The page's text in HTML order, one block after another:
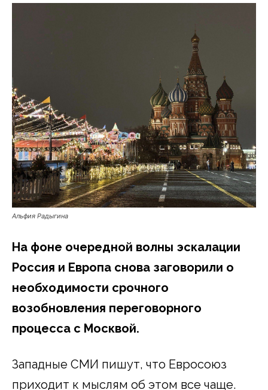
Альфия Радыгина
На фоне очередной волны эскалации
Россия и Европа снова заговорили о
необходимости срочного
возобновления переговорного
процесса с Москвой.
Западные СМИ пишут, что Евросоюз
приходит к мыслям об этом все чаще.